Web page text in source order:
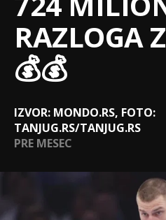
RAZLOGA
💰💰
IZVOR: MONDO.RS, FOTO:
TANJUG.RS/TANJUG.RS
PRE MESEC